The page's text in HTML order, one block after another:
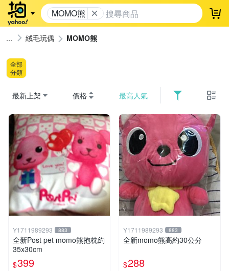
MOMO熊 登
絨毛玩偶 MOMO熊
全部
分類
最新上架 價格 最高人氣
Y1711989293 883
全新Post pet momo熊抱枕約
35x30cm
$399
Y1711989293 883
全新momo熊高約30公分
$288